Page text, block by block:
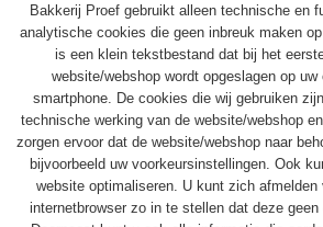
Bakkerij Proef gebruikt alleen technische en
analytische cookies die geen inbreuk maken
is een klein tekstbestand dat bij het
website/webshop wordt opgeslagen op
smartphone. De cookies die wij gebruiken
technische werking van de website/webshop
zorgen ervoor dat de website/webshop naar
bijvoorbeeld uw voorkeursinstellingen. Ook
website optimaliseren. U kunt zich afmelden
internetbrowser zo in te stellen dat deze geen